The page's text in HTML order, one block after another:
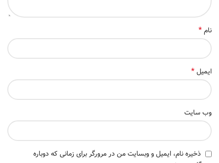
نام*
ایمیل*
وب‌ سایت
ذخیره نام، ایمیل و وبسایت من در مرورگر برای زمانی که دوباره